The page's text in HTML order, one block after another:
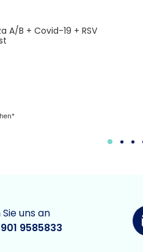
A/B + Covid-19 + RSV
Sie uns an
9585833